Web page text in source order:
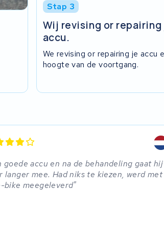
Stap 3
Wij revising or repairing
accu.
We revising or repairing je accu
hoogte van de voortgang.
goede accu en na de behandeling gaat hij
langer mee. Had niks te kiezen, werd met
bike meegeleverd